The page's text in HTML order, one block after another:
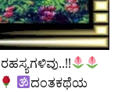
ದಂತಕಥೆಯ